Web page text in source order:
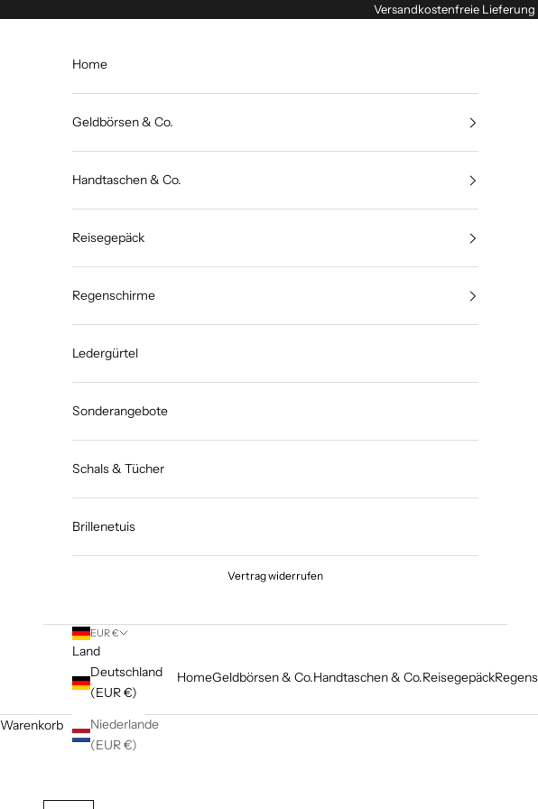
Versandkostenfreie
HomeGeldbörsen & Co.Handtaschen & Co.Reisegepäck
Home
Geldbörsen & Co.
Handtaschen & Co.
Reisegepäck
Regenschirme
Ledergürtel
Sonderangebote
Schals & Tücher
Brillenetuis
Vertrag widerrufen
EUR €
Land
Deutschland
(EUR €)
Niederlande
(EUR €)
Warenkorb